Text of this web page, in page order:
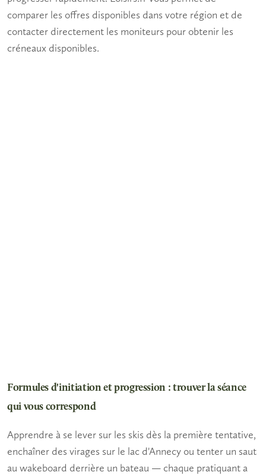
comparer les offres disponibles dans votre région et de
contacter directement les moniteurs pour obtenir les
créneaux disponibles.
Formules d'initiation et progression : trouver la séance
qui vous correspond
Apprendre à se lever sur les skis dès la première tentative,
enchaîner des virages sur le lac d'Annecy ou tenter un saut
au wakeboard derrière un bateau — chaque pratiquant a